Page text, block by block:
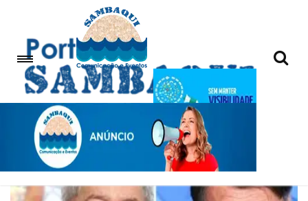
Pesquisa eleitoral